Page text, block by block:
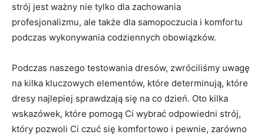
strój jest​ ważny nie tylko dla zachowania
profesjonalizmu,⁣ ale także⁢ dla samopoczucia i⁣ komfortu
podczas wykonywania codziennych obowiązków.
Podczas naszego testowania dresów,​ zwróciliśmy uwagę
na kilka kluczowych elementów, które​ determinują, które
dresy najlepiej sprawdzają się‌ na co dzień. Oto kilka
wskazówek, które pomogą ‌Ci‌ wybrać odpowiedni strój,
który ⁤pozwoli Ci czuć się⁢ komfortowo i pewnie, zarówno